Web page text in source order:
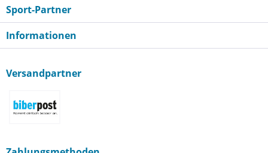
Sport-Partner
Informationen
Versandpartner